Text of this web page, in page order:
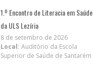
1.º Encontro de Literacia em Saúde
da ULS Lezíria
8 de setembro de 2026
Local: Auditório da Escola
Superior de Saúde de Santarém